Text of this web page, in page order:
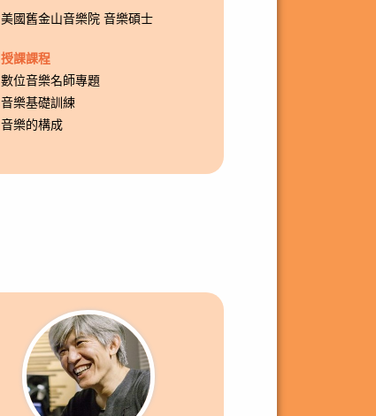
美國舊金山音樂院 音樂碩士
授課課程
數位音樂名師專題
音樂基礎訓練
音樂的構成